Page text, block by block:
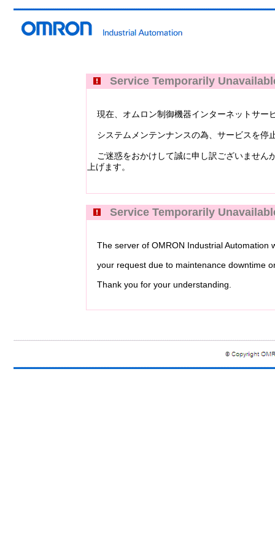
Service Temporarily
現在、オムロン制御機器インターネットサー
システムメンテンナンスの為、サービスを停
ご迷惑をおかけして誠に申し訳ございません
上げます。
Service Temporarily
The server of OMRON Industrial Automation
your request due to maintenance downtime
Thank you for your understanding.